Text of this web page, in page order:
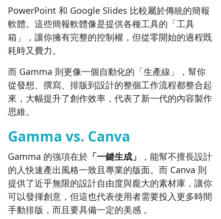
PowerPoint 和 Google Slides 比較屬於傳統的簡報
軟體。這些簡報軟體像是提供各種工具的「工具
箱」，讓你擁有完整的控制權，但從零開始的過程既
耗時又費力。
而 Gamma 則更像一個自動化的「生產線」，幫你
從發想、撰寫、排版到設計的整個工作流程都整合起
來，大幅提升了創作效率，代表了新一代的內容製作
思維。
Gamma vs. Canva
Gamma 的強項在於 「一鍵生成」
，能幫不擅長設計
的人快速產出風格一致且專業的版面。而 Canva 則
提供了近乎無限的設計自由度與龐大的素材庫，讓你
可以發揮創意，但這也代表使用者需要投入更多時間
手動排版，而且要具備一定的美感 。